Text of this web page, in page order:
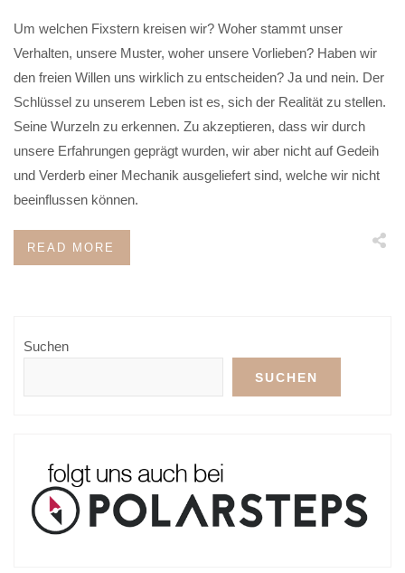
Um welchen Fixstern kreisen wir? Woher stammt unser
Verhalten, unsere Muster, woher unsere Vorlieben? Haben wir
den freien Willen uns wirklich zu entscheiden? Ja und nein. Der
Schlüssel zu unserem Leben ist es, sich der Realität zu stellen.
Seine Wurzeln zu erkennen. Zu akzeptieren, dass wir durch
unsere Erfahrungen geprägt wurden, wir aber nicht auf Gedeih
und Verderb einer Mechanik ausgeliefert sind, welche wir nicht
beeinflussen können.
READ MORE
Suchen
SUCHEN